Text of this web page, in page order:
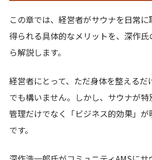
この章では、経営者がサウナを日常
得られる具体的なメリットを、深作
ら解説します。
経営者にとって、ただ身体を整えるだ
でも構いません。しかし、サウナが
管理だけでなく「ビジネス的効果」
です。